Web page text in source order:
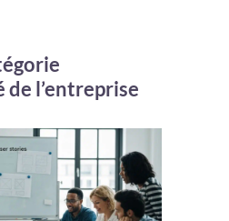
l’entreprise